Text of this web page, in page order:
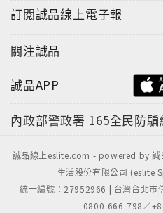
訂閱誠品線上電子報
關注誠品
誠品APP
內政部警政署 165全民防騙
誠品線上eslite.com - powered by
生活股份有限公司
統一編號：27952966 | 台灣台北市
0800-666-798／